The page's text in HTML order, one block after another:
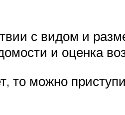
с видом и
и оценка
то можно